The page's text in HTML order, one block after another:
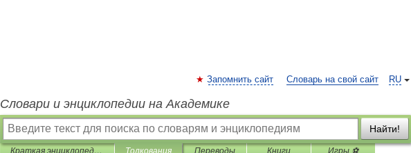
RU
Запомнить сайт Словарь на свой сайт
Словари и энциклопедии на Академике
Найти!
Краткая энциклопедия домашнего хозяйства Толкования Переводы Книги Игры ⚽